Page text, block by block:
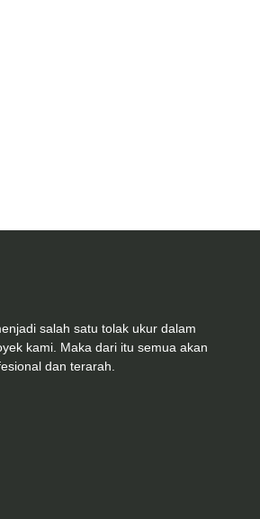
salah satu tolak ukur dalam
kami. Maka dari itu semua akan
dan terarah.